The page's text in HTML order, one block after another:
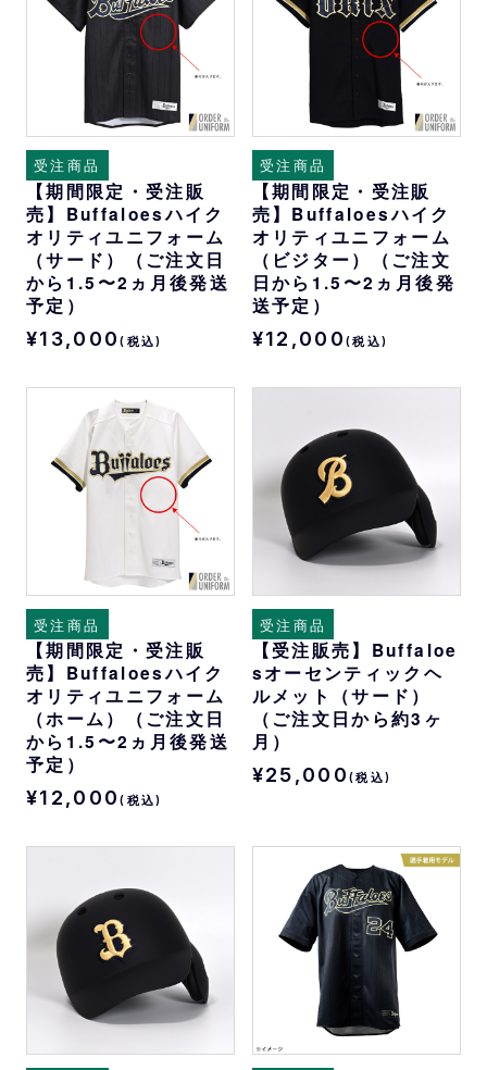
受注商品
【期間限定・受注販
売】Buffaloesハイク
オリティユニフォーム
（サード）（ご注文日
から1.5〜2ヵ月後発送
予定）
¥13,000(税込)
受注商品
【期間限定・受注販
売】Buffaloesハイク
オリティユニフォーム
（ビジター）（ご注文
日から1.5〜2ヵ月後発
送予定）
¥12,000(税込)
受注商品
【期間限定・受注販
売】Buffaloesハイク
オリティユニフォーム
（ホーム）（ご注文日
から1.5〜2ヵ月後発送
予定）
¥12,000(税込)
受注商品
【受注販売】Buffaloe
sオーセンティックヘ
ルメット（サード）
（ご注文日から約3ヶ
月）
¥25,000(税込)